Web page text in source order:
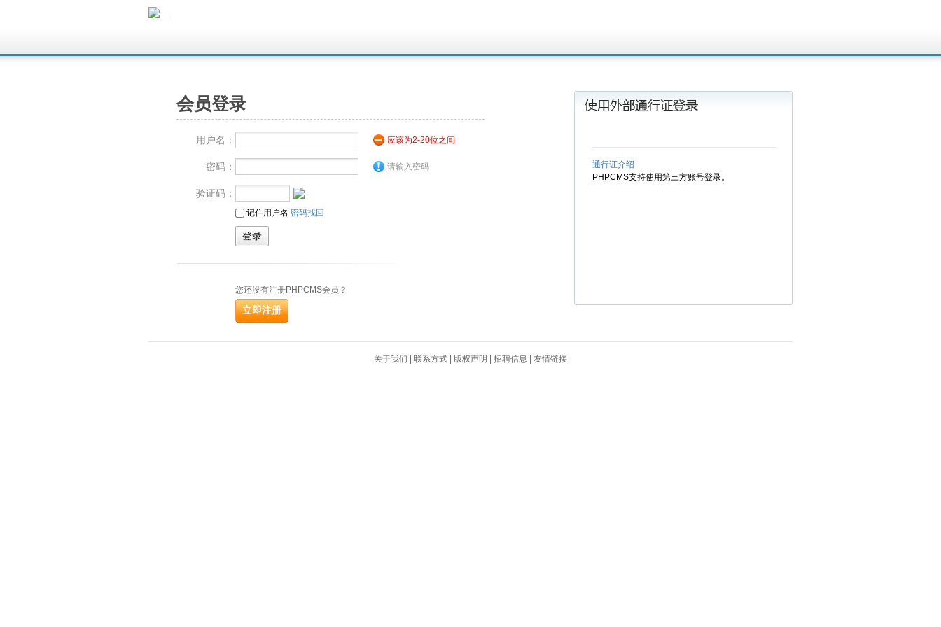
会员登录
用户名： 应该为2-20位之间
密码： 请输入密码
验证码：
记住用户名 密码找回
您还没有注册PHPCMS会员？
通行证介绍
PHPCMS支持使用第三方账号登录。
关于我们 联系方式 版权声明 招聘信息 友情链接